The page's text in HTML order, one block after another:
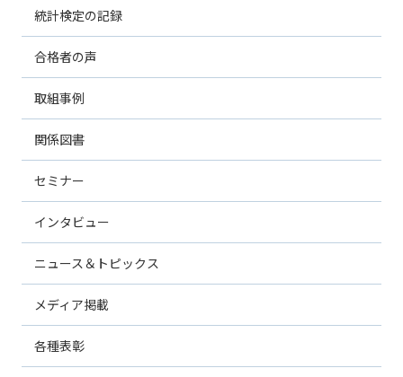
統計検定の記録
合格者の声
取組事例
関係図書
セミナー
インタビュー
ニュース＆トピックス
メディア掲載
各種表彰